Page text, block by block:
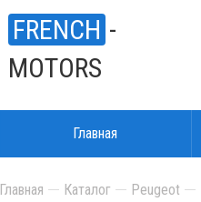
FRENCH -
MOTORS
Главная
Главная Каталог Peugeot